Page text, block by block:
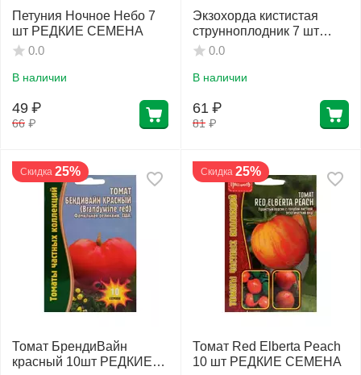
Петуния Ночное Небо 7
шт РЕДКИЕ СЕМЕНА
0.0
В наличии
66 ₽
49 ₽
Экзохорда кистистая
струнноплодник 7 шт
РЕДКИЕ СЕМЕНА
0.0
В наличии
81 ₽
61 ₽
Скидка 25%
Томат БрендиВайн
красный 10шт РЕДКИЕ
Скидка 25%
Томат Red Elberta Peach
10 шт РЕДКИЕ СЕМЕНА